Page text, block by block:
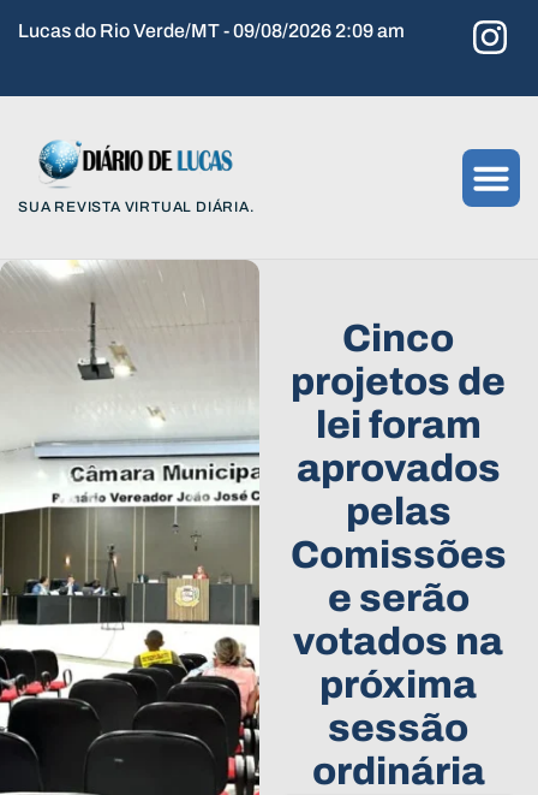
Lucas do Rio Verde/MT - 09/08/2026 2:09 am
SUA REVISTA VIRTUAL DIÁRIA.
Cinco
projetos de
lei foram
aprovados
pelas
Comissões
e serão
votados na
próxima
sessão
ordinária